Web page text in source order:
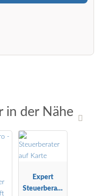
in der Nähe
Expert
Steuerberatu